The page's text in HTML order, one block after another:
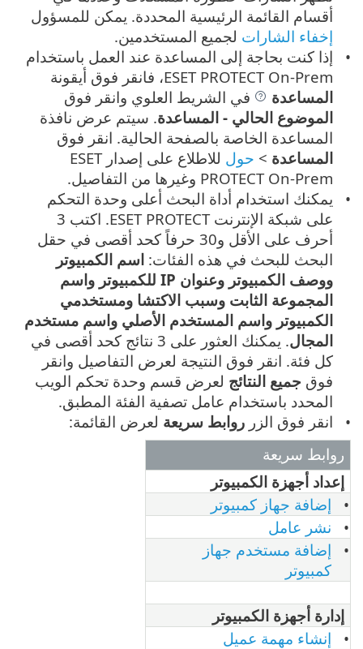
أقسام القائمة الرئيسية المحددة. يمكن للمسؤول
إخفاء الشارات لجميع المستخدمين.
إذا كنت بحاجة إلى المساعدة عند العمل باستخدام
ESET PROTECT On-Prem، فانقر فوق أيقونة
المساعدة
في الشريط العلوي وانقر فوق
الموضوع الحالي - المساعدة. سيتم عرض نافذة
المساعدة الخاصة بالصفحة الحالية. انقر فوق
المساعدة > حول
للاطلاع على إصدار ESET
PROTECT On-Prem وغيرها من التفاصيل.
يمكنك استخدام أداة البحث أعلى وحدة التحكم
على شبكة الإنترنت ESET PROTECT. اكتب 3
أحرف على الأقل و30 حرفاً كحد أقصى في حقل
البحث للبحث في هذه الفئات:اسم الكمبيوتر
ووصف الكمبيوتر وعنوان IP للكمبيوتر
واسم
المجموعة الثابت وسبب الاكتشا ومستخدمي
الكمبيوتر واسم المستخدم الأصلي واسم مستخدم
المجال
. يمكنك العثور على 3 نتائج كحد أقصى في
كل فئة. انقر فوق النتيجة لعرض التفاصيل وانقر
فوق جميع النتائج لعرض قسم وحدة تحكم الويب
المحدد باستخدام عامل تصفية الفئة المطبق.
انقر فوق الزرروابط سريعة لعرض القائمة:
روابط سريعة
إعداد أجهزة الكمبيوتر
إضافة جهاز كمبيوتر
نشر عامل
إضافة مستخدم جهاز
كمبيوتر
إدارة أجهزة الكمبيوتر
إنشاء مهمة عميل